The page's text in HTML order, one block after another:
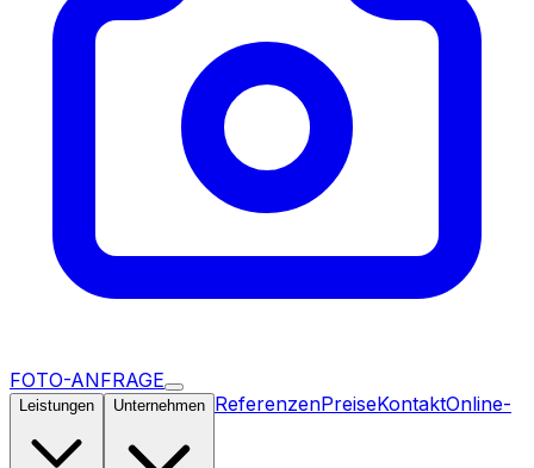
FOTO-ANFRAGE
Leistungen Unternehmen ReferenzenPreiseKontaktOnline-